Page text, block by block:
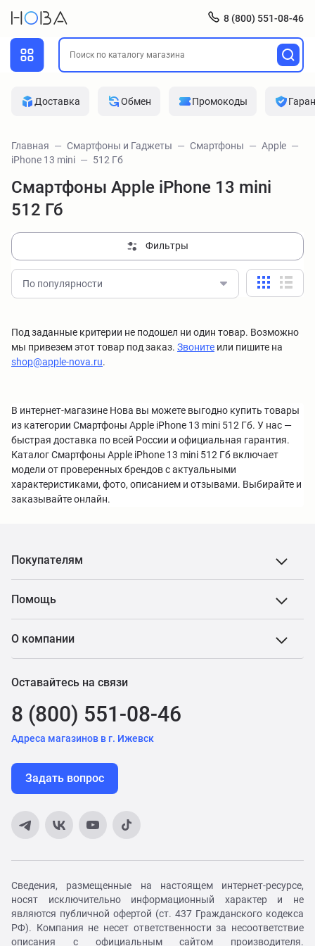
8 (800) 551-08-46
Доставка Обмен Промокоды
Главная Смартфоны и Гаджеты Смартфоны
Apple
iPhone 13 mini
512 Гб
Смартфоны Apple iPhone 13 mini
512 Гб
Фильтры
По популярности
Под заданные критерии не подошел ни один товар. Возможно
мы привезем этот товар под заказ. Звоните или пишите на
shop@apple-nova.ru.
В интернет-магазине Нова вы можете выгодно купить товары
из категории Смартфоны Apple iPhone 13 mini 512 Гб. У нас —
быстрая доставка по всей России и официальная гарантия.
Каталог Смартфоны Apple iPhone 13 mini 512 Гб включает
модели от проверенных брендов с актуальными
характеристиками, фото, описанием и отзывами. Выбирайте и
заказывайте онлайн.
Покупателям
Помощь
О компании
Оставайтесь на связи
8 (800) 551-08-46
Адреса магазинов в г. Ижевск
Задать вопрос
Сведения, размещенные на настоящем интернет-ресурсе,
носят исключительно информационный характер и не
являются публичной офертой (ст. 437 Гражданского кодекса
РФ). Компания не несет ответственности за несоответствие
описания с официальным сайтом производителя.